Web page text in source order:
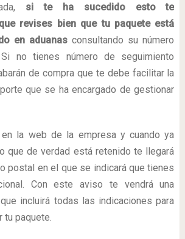
si te ha sucedido esto te
revises bien que tu paquete está
en aduanas consultando su número
no tienes número de seguimiento
de compra que te debe facilitar la
que se ha encargado de gestionar
la web de la empresa y cuando ya
que de verdad está retenido te llegará
postal en el que se indicará que tienes
Con este aviso te vendrá una
incluirá todas las indicaciones para
paquete.